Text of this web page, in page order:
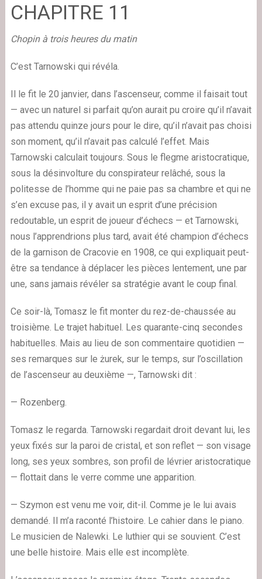
CHAPITRE 11
Chopin à trois heures du matin
C’est Tarnowski qui révéla.
Il le fit le 20 janvier, dans l’ascenseur, comme il faisait tout
— avec un naturel si parfait qu’on aurait pu croire qu’il n’avait
pas attendu quinze jours pour le dire, qu’il n’avait pas choisi
son moment, qu’il n’avait pas calculé l’effet. Mais
Tarnowski calculait toujours. Sous le flegme aristocratique,
sous la désinvolture du conspirateur relâché, sous la
politesse de l’homme qui ne paie pas sa chambre et qui ne
s’en excuse pas, il y avait un esprit d’une précision
redoutable, un esprit de joueur d’échecs — et Tarnowski,
nous l’apprendrions plus tard, avait été champion d’échecs
de la garnison de Cracovie en 1908, ce qui expliquait peut-
être sa tendance à déplacer les pièces lentement, une par
une, sans jamais révéler sa stratégie avant le coup final.
Ce soir-là, Tomasz le fit monter du rez-de-chaussée au
troisième. Le trajet habituel. Les quarante-cinq secondes
habituelles. Mais au lieu de son commentaire quotidien —
ses remarques sur le żurek, sur le temps, sur l’oscillation
de l’ascenseur au deuxième —, Tarnowski dit :
— Rozenberg.
Tomasz le regarda. Tarnowski regardait droit devant lui, les
yeux fixés sur la paroi de cristal, et son reflet — son visage
long, ses yeux sombres, son profil de lévrier aristocratique
— flottait dans le verre comme une apparition.
— Szymon est venu me voir, dit-il. Comme je le lui avais
demandé. Il m’a raconté l’histoire. Le cahier dans le piano.
Le musicien de Nalewki. Le luthier qui se souvient. C’est
une belle histoire. Mais elle est incomplète.